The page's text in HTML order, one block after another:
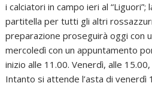
i calciatori in campo ieri al
partitella per tutti gli altri
preparazione proseguirà oggi con
mercoledì con un appuntamento
inizio alle 11.00. Venerdì, alle
Intanto si attende l’asta di venerdì